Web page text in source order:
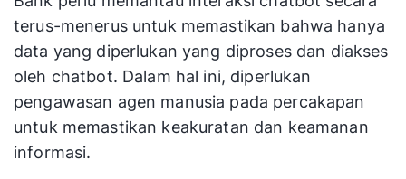
terus-menerus untuk memastikan bahwa hanya
data yang diperlukan yang diproses dan diakses
oleh chatbot. Dalam hal ini, diperlukan
pengawasan agen manusia pada percakapan
untuk memastikan keakuratan dan keamanan
informasi​.